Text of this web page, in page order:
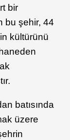
bir
bu şehir, 44
kültürünü
batısında
üzere